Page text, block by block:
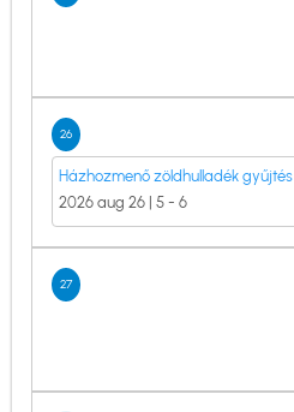
26
Házhozmenő zöldhulladék gyűjtés
2026 aug 26 | 5 - 6
27